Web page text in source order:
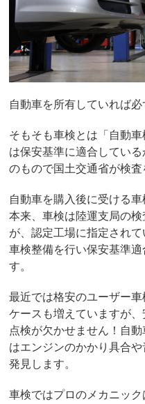
自動車を所有していれば
そもそも車検とは「自動
は保安基準に適合してい
のもので国土交通省が検査
自動車を購入後に受ける
本来、車検は陸運支局の
が、認定工場に指定され
車検整備を行い保安基準
す。
最近では格安のユーザー
ケースも増えていますが
点検が欠かせません！自
はエンジンのかかり具合
発見します。
車検ではプロのメカニッ